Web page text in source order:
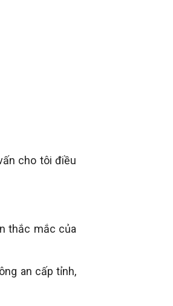
cho tôi điều
thắc mắc của
an cấp tỉnh,